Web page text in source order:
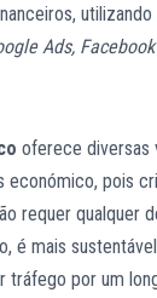
Ads,
oferece diversas
económico, pois
requer qualquer
é mais
tráfego por um